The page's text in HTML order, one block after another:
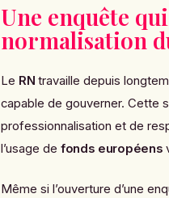
Une enquête
normalisation
Le RN travaille depuis
capable de gouverner. Cette
professionnalisation et de
l’usage de fonds européens
Même si l’ouverture d’une